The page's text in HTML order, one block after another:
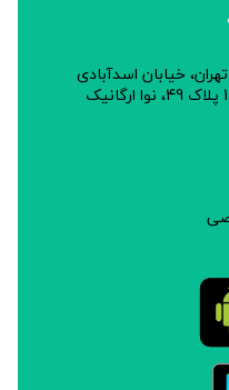
خیابان اسدآبادی
(یوسف آباد)، بین خیابان 9 و 11 پلاک 49، نوا ارگانیک